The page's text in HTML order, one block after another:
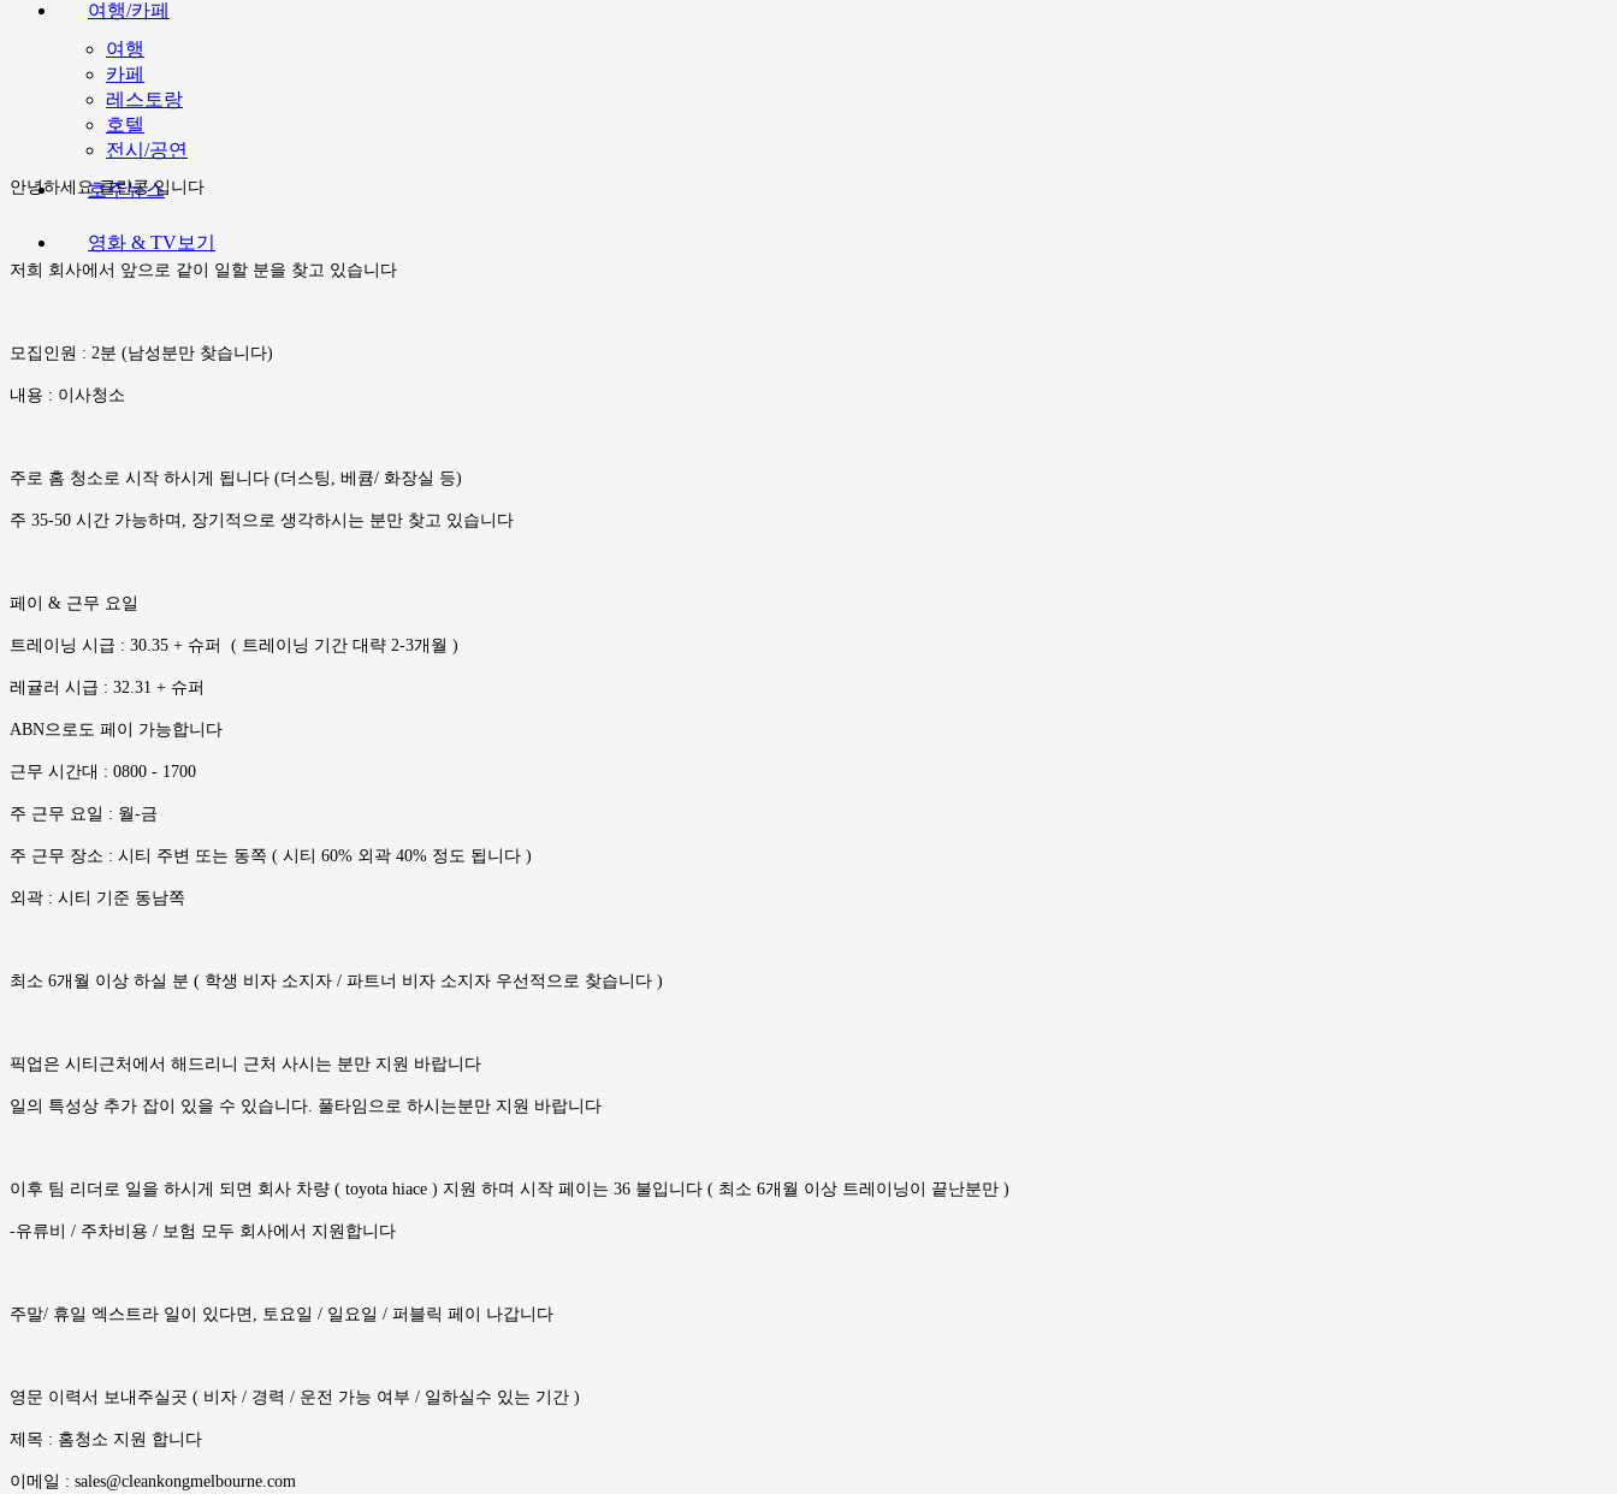
여행/카페
여행
카페
레스토랑
호텔
전시/공연
호주뉴스
영화 & TV보기
안녕하세요 클린콩 입니다
저희 회사에서 앞으로 같이 일할 분을 찾고 있습니다
모집인원 : 2분 (남성분만 찾습니다)
내용 : 이사청소
주로 홈 청소로 시작 하시게 됩니다 (더스팅, 베큠/ 화장실 등)
주 35-50 시간 가능하며, 장기적으로 생각하시는 분만 찾고 있습니다
페이 & 근무 요일
트레이닝 시급 : 30.35 + 슈퍼 ( 트레이닝 기간 대략 2-3개월 )
레귤러 시급 : 32.31 + 슈퍼
ABN으로도 페이 가능합니다
근무 시간대 : 0800 - 1700
주 근무 요일 : 월-금
주 근무 장소 : 시티 주변 또는 동쪽 ( 시티 60% 외곽 40% 정도 됩니다 )
외곽 : 시티 기준 동남쪽
최소 6개월 이상 하실 분 ( 학생 비자 소지자 / 파트너 비자 소지자 우선적으로 찾습니다 )
픽업은 시티근처에서 해드리니 근처 사시는 분만 지원 바랍니다
일의 특성상 추가 잡이 있을 수 있습니다. 풀타임으로 하시는분만 지원 바랍니다
이후 팀 리더로 일을 하시게 되면 회사 차량 ( toyota hiace ) 지원 하며 시작 페이는 36 불입니다 ( 최소 6개월 이상 트레이닝이 끝난분만 )
-유류비 / 주차비용 / 보험 모두 회사에서 지원합니다
주말/ 휴일 엑스트라 일이 있다면, 토요일 / 일요일 / 퍼블릭 페이 나갑니다
영문 이력서 보내주실곳 ( 비자 / 경력 / 운전 가능 여부 / 일하실수 있는 기간 )
제목 : 홈청소 지원 합니다
이메일 : sales@cleankongmelbourne.com